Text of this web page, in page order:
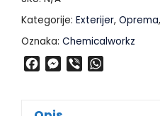
Kategorije: Exterijer, Oprema,
Oznaka: Chemicalworkz
e
M
s